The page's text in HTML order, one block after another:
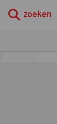
zoeken